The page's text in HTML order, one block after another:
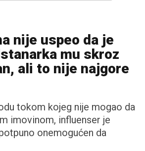
nije uspeo da je
mu skroz
ali to nije najgore
tokom kojeg nije mogao da
imovinom, influenser je
onemogućen da